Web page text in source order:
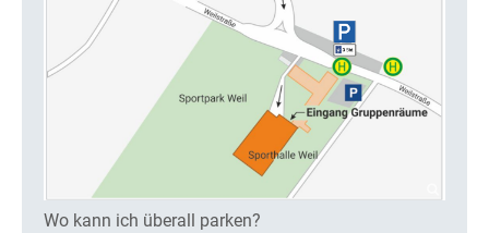
Wo kann ich überall parken?